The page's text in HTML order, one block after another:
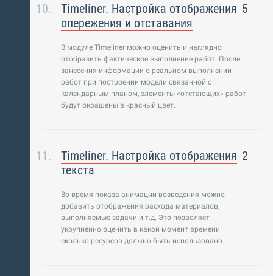
Timeliner. Настройка отображения
опережения и отставания
5
В модуле Timeliner можно оценить и наглядно
отобразить фактическое выполнение работ. После
занесения информации о реальном выполнении
работ при построении модели связанной с
календарным планом, элементы «отстающих» работ
будут окрашены в красный цвет.
Timeliner. Настройка отображения
текста
2
Во время показа анимации возведения можно
добавить отображения расхода материалов,
выполняемые задачи и т.д. Это позволяет
укрупненно оценить в какой момент времени
сколько ресурсов должно быть использовано.